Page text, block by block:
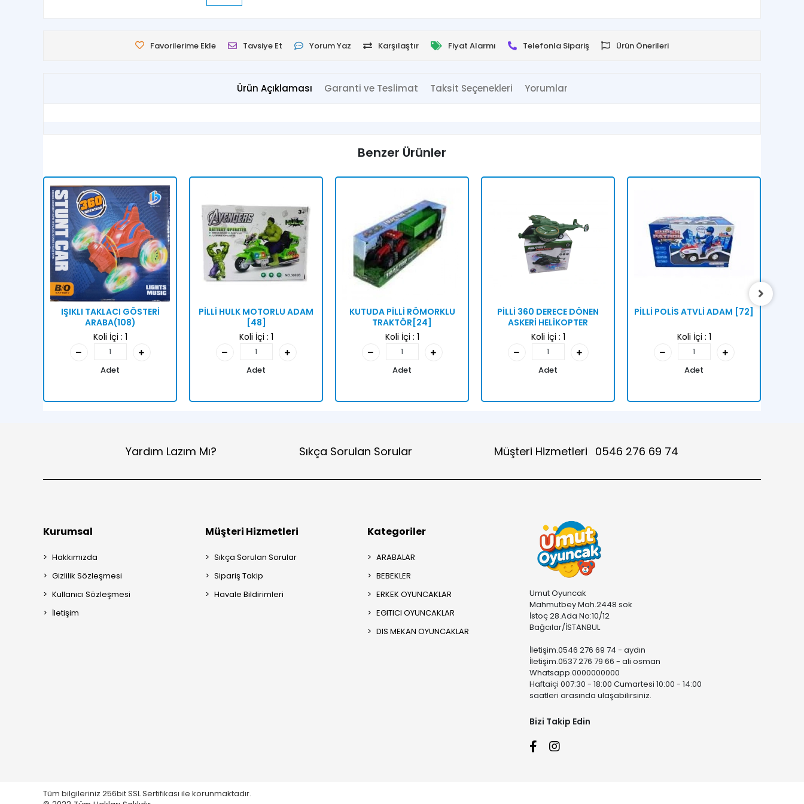
Favorilerime Ekle Tavsiye Et Yorum Yaz Karşılaştır Fiyat Alarmı Telefonla Sipariş Ürün Önerileri
Ürün Açıklaması Garanti ve Teslimat Taksit Seçenekleri Yorumlar
Benzer Ürünler
IŞIKLI TAKLACI GÖSTERİ
ARABA(108)
Koli İçi : 1
Adet
PİLLİ HULK MOTORLU ADAM
[48]
Koli İçi : 1
Adet
KUTUDA PİLLİ RÖMORKLU
TRAKTÖR[24]
Koli İçi : 1
Adet
PİLLİ 360 DERECE DÖNEN
ASKERİ HELİKOPTER
Koli İçi : 1
Adet
PİLLİ POLİS ATVLİ ADAM [72]
Koli İçi : 1
Adet
Yardım Lazım Mı? Sıkça Sorulan Sorular Müşteri Hizmetleri 0546 276 69 74
Kurumsal
Hakkımızda
Gizlilik Sözleşmesi
Kullanıcı Sözleşmesi
İletişim
Müşteri Hizmetleri
Sıkça Sorulan Sorular
Sipariş Takip
Havale Bildirimleri
Kategoriler
ARABALAR
BEBEKLER
ERKEK OYUNCAKLAR
EGITICI OYUNCAKLAR
DIS MEKAN OYUNCAKLAR
Umut Oyuncak
Mahmutbey Mah.2448 sok
İstoç 28.Ada No:10/12
Bağcılar/İSTANBUL
İletişim.0546 276 69 74 - aydın
İletişim.0537 276 79 66 - ali osman
Whatsapp.0000000000
Haftaiçi 007:30 - 18:00 Cumartesi 10:00 - 14:00
saatleri arasında ulaşabilirsiniz.
Bizi Takip Edin
Tüm bilgileriniz 256bit SSL Sertifikası ile korunmaktadır.